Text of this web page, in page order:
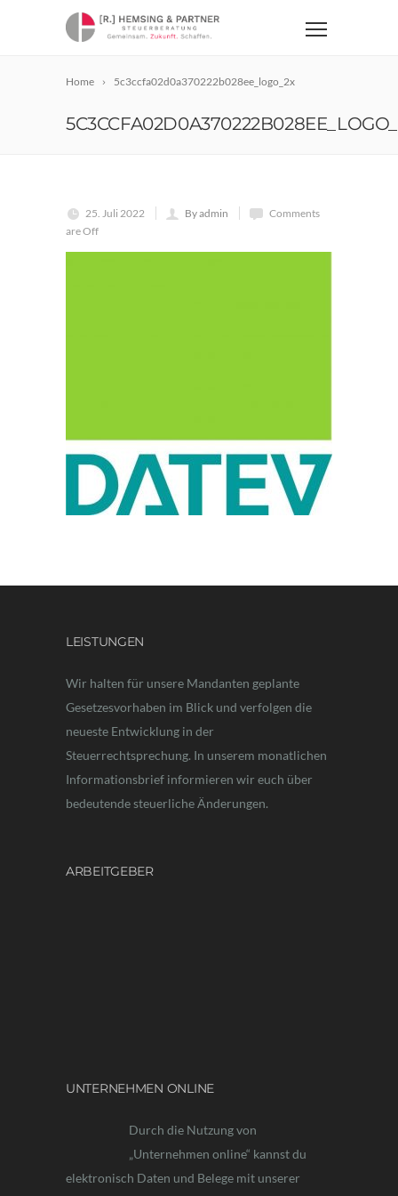
Home 5c3ccfa02d0a370222b028ee_logo_2x
25. Juli 2022 By admin
Comments
are Off
LEISTUNGEN
Wir halten für unsere Mandanten geplante
Gesetzesvorhaben im Blick und verfolgen die
neueste Entwicklung in der
Steuerrechtsprechung. In unserem monatlichen
Informationsbrief informieren wir euch über
bedeutende steuerliche Änderungen.
ARBEITGEBER
UNTERNEHMEN ONLINE
Durch die Nutzung von
„Unternehmen online“ kannst du
elektronisch Daten und Belege mit unserer